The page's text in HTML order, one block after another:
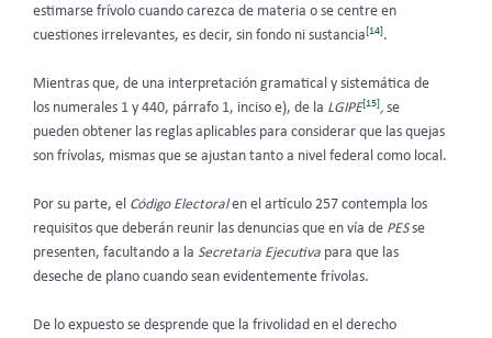
estimarse frívolo cuando carezca de materia o se centre en
cuestiones irrelevantes, es decir, sin fondo ni sustancia[14].
Mientras que, de una interpretación gramatical y sistemática de
los numerales 1 y 440, párrafo 1, inciso e), de la LGIPE[15], se
pueden obtener las reglas aplicables para considerar que las quejas
son frívolas, mismas que se ajustan tanto a nivel federal como local.
Por su parte, el Código Electoralen el artículo 257 contempla los
requisitos que deberán reunir las denuncias que en vía de PESse
presenten, facultando a la Secretaria Ejecutiva para que las
deseche de plano cuando sean evidentemente frívolas.
De lo expuesto se desprende que la frivolidad en el derecho